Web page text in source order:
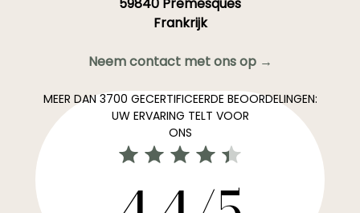
Frankrijk
Neem contact met ons op →
MEER DAN 3700 GECERTIFICEERDE BEOORDELINGEN:
UW ERVARING TELT VOOR
ONS